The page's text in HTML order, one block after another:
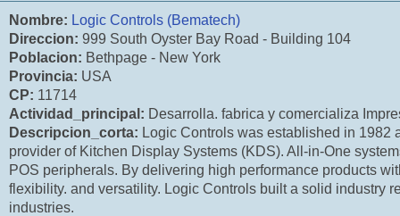
Nombre: Logic Controls (Bematech)
Direccion: 999 South Oyster Bay Road - Building 104
Poblacion: Bethpage - New York
Provincia: USA
CP: 11714
Actividad_principal: Desarrolla. fabrica y comercializa
Descripcion_corta: Logic Controls was established in 1982
provider of Kitchen Display Systems (KDS). All-in-One
POS peripherals. By delivering high performance products
flexibility. and versatility. Logic Controls built a solid industry
industries.